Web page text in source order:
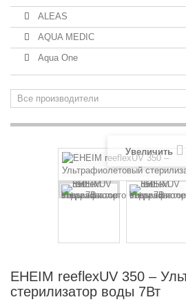
ALEAS
AQUA MEDIC
Aqua One
Увеличить
EHEIM reeflexUV 350 –
стерилизатор воды 7Вт